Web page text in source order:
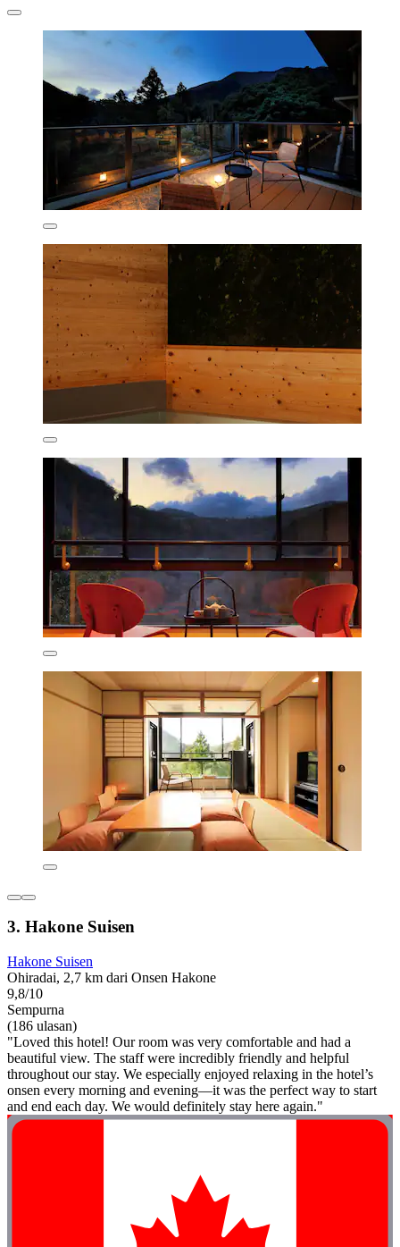
3. Hakone Suisen
Hakone Suisen
Ohiradai, 2,7 km dari Onsen Hakone
9,8/10
Sempurna
(186 ulasan)
"Loved this hotel! Our room was very comfortable and had a
beautiful view. The staff were incredibly friendly and helpful
throughout our stay. We especially enjoyed relaxing in the hotel’s
onsen every morning and evening—it was the perfect way to start
and end each day. We would definitely stay here again."